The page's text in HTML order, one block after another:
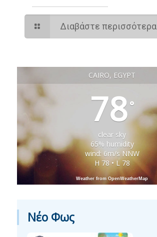
Διαβάστε περισσότερα
CAIRO, EGYPT
78°
clear sky
65% humidity
wind: 6m/s NNW
H 78 • L 78
Weather from OpenWeatherMap
Νέο Φως